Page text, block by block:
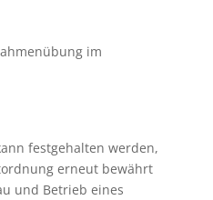
im
festgehalten werden,
erneut bewährt
und Betrieb eines